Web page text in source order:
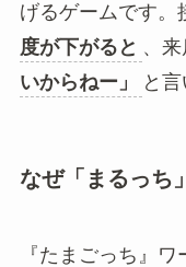
げるゲームです。
度が下がると 、
いからねー」
と
なぜ「まるっち
『たまごっち』